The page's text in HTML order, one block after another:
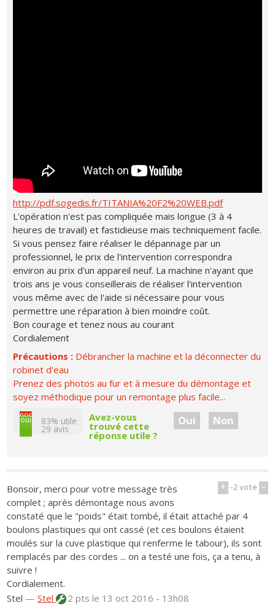
http://pdf.sogedis.fr/TITANIA%20F2%20WEB.pdf
L'opération n'est pas compliquée mais longue (3 à 4
heures de travail) et fastidieuse mais techniquement facile.
Si vous pensez faire réaliser le dépannage par un
professionnel, le prix de l'intervention correspondra
environ au prix d'un appareil neuf. La machine n'ayant que
trois ans je vous conseillerais de réaliser l'intervention
vous même avec de l'aide si nécessaire pour vous
permettre une réparation à bien moindre coût.
Bon courage et tenez nous au courant
Cordialement
Précautions : Débrancher la machine et la déconnecter du
robinet d'eau
Prenez des photos au fur et à mesure du démontage et
soyez méthodique pour un remontage plus facile...
non
oui 83% utile
29 avis
Avez-vous
trouvé cette
réponse utile ?
Oui Non
+ -2vote -
Bonsoir, merci pour votre message très
complet ; après démontage nous avons
constaté que le "poids" était tombé, il était attaché par 4
boulons plastiques qui ont cassé (et ces boulons étaient
moulés sur la cuve plastique qui renferme le tabour), ils sont
remplacés par des cordes ... on a testé une fois, ça a tenu, à
suivre !
Cordialement.
Stel —Stel 2 ptsle 13 oct 2016 - 13h08